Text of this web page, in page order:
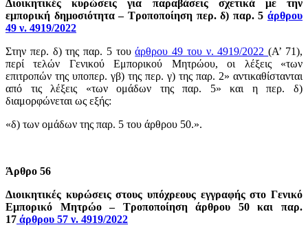
Διοικητικές κυρώσεις για παραβάσεις σχετικά με την
εμπορική δημοσιότητα – Τροποποίηση περ. δ) παρ. 5 άρθρου
49 ν. 4919/2022
Στην περ. δ) της παρ. 5 τουάρθρου 49 του ν. 4919/2022(Α’ 71),
περί τελών Γενικού Εμπορικού Μητρώου, οι λέξεις «των
επιτροπών της υποπερ. γβ) της περ. γ) της παρ. 2» αντικαθίστανται
από τις λέξεις «των ομάδων της παρ. 5» και η περ. δ)
διαμορφώνεται ως εξής:
«δ) των ομάδων της παρ. 5 του άρθρου 50.».
Άρθρο 56
Διοικητικές κυρώσεις στους υπόχρεους εγγραφής στο Γενικό
Εμπορικό Μητρώο – Τροποποίηση άρθρου 50 και παρ.
17 άρθρου 57 ν. 4919/2022